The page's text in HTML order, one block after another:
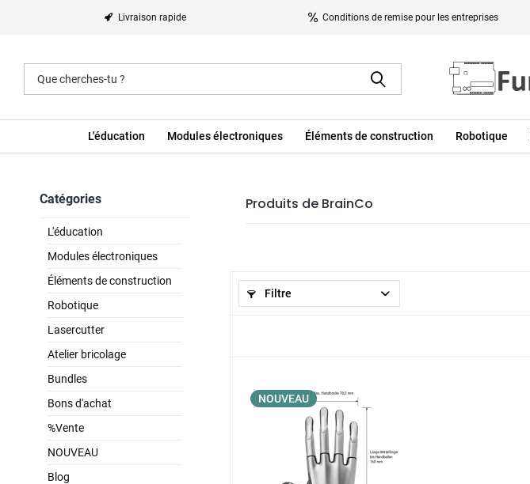
Livraison rapide Conditions de remise pour les entreprises
L'éducation Modules électroniques Éléments de construction Robotique
Catégories
L'éducation
Modules électroniques
Éléments de construction
Robotique
Lasercutter
Atelier bricolage
Bundles
Bons d'achat
%Vente
NOUVEAU
Blog
Produits de BrainCo
Filtre
NOUVEAU